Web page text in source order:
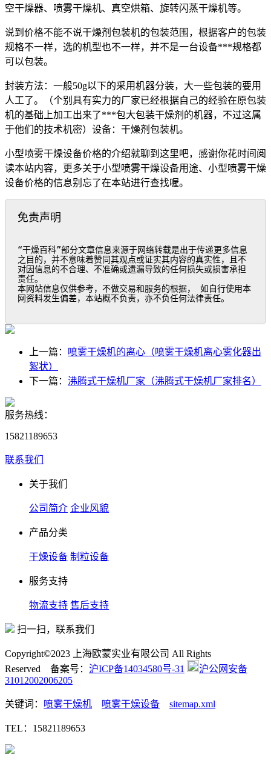
空干燥器、喷雾干燥机、真空烘箱、旋转闪蒸干燥机等。
说到价格不能不说干燥剂包装机的包装范围，根据客户的包装
规格不一样，选的机型也不一样，并不是一台设备***规格都
可以包装。
封装方法：一般50g以下的采用机器分装，大一些包装的要用
人工了。（个别具有实力的厂家已经根据自己的经验在原包装
机的基础上加工出来了***包大包装干燥剂的机器，不过这属
于他们的技术机密）设备：干燥剂包装机。
小型喷雾干燥设备价格的介绍就聊到这里吧，感谢你花时间阅
读本站内容，更多关于小型喷雾干燥设备用途、小型喷雾干燥
设备价格的信息别忘了在本站进行查找喔。
免责声明
“干燥百科”部分文章信息来源于网络转载是出于传递更多信息
之目的，并不意味着赞同其观点或证实其内容的真实性，且不
对因信息的不合理、不准确或遗漏导致的任何损失或损害承担
责任。
本网站信息仅供参考，不做交易和服务的根据， 如自行使用本
网资料发生偏差，本站概不负责，亦不负任何法律责任。
上一篇： 喷雾干燥机的离心（喷雾干燥机离心雾化器出
絮状）
下一篇： 沸腾式干燥机厂家（沸腾式干燥机厂家排名）
服务热线：
15821189653
联系我们
关于我们
公司简介 企业风貌
产品分类
干燥设备 制粒设备
服务支持
物流支持 售后支持
扫一扫，联系我们
Copyright©2023 上海欧蒙实业有限公司 All Rights
Reserved 备案号： 沪ICP备14034580号-31
沪公网安备
31012002006205
关键词： 喷雾干燥机 喷雾干燥设备 sitemap.xml
TEL：15821189653